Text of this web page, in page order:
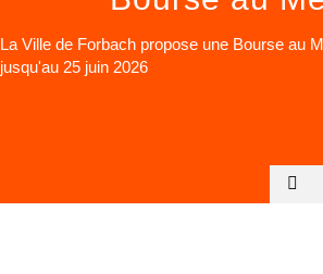
La Ville de Forbach propose une Bourse au
jusqu'au 25 juin 2026